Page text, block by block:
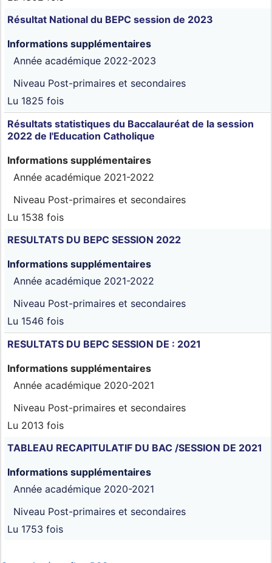
Résultat National du BEPC session de 2023
Informations supplémentaires
Année académique 2022-2023
Niveau Post-primaires et secondaires
Lu 1825 fois
Résultats statistiques du Baccalauréat de la session
2022 de l'Education Catholique
Informations supplémentaires
Année académique 2021-2022
Niveau Post-primaires et secondaires
Lu 1538 fois
RESULTATS DU BEPC SESSION 2022
Informations supplémentaires
Année académique 2021-2022
Niveau Post-primaires et secondaires
Lu 1546 fois
RESULTATS DU BEPC SESSION DE : 2021
Informations supplémentaires
Année académique 2020-2021
Niveau Post-primaires et secondaires
Lu 2013 fois
TABLEAU RECAPITULATIF DU BAC /SESSION DE 2021
Informations supplémentaires
Année académique 2020-2021
Niveau Post-primaires et secondaires
Lu 1753 fois